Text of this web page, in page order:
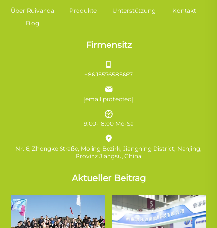
Über Ruivanda Produkte Unterstützung
Kontakt
Blog
Firmensitz
+86 15576585667
[email protected]
9:00-18:00 Mo-Sa
Nr. 6, Zhongke Straße, Moling Bezirk, Jiangning District, Nanjing,
Provinz Jiangsu, China
Aktueller Beitrag